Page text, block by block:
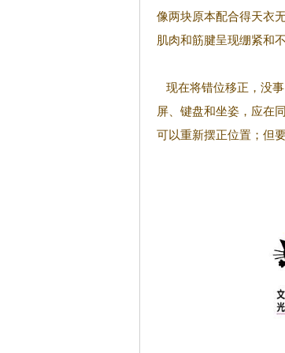
像两块原本配合得天衣
肌肉和筋腱呈现绷紧和
现在将错位移正，没
屏、键盘和坐姿，应在
可以重新摆正位置；但